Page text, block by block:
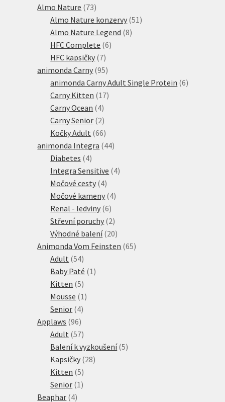
produktů
Almo Nature 7373
produktů
Almo Nature konzervy 51 51
Almo Nature Legend 88
HFC Complete 66
HFC kapsičky 77
produktů
animonda Carny 9595
produktů
animonda Carny Adult Single Protein 66
Carny Kitten 1717
Carny Ocean 44
produkty
Carny Senior 22
produkty
Kočky Adult 6666
produktů
animonda Integra 4444
Diabetes 44
produkty
Integra Sensitive 44
Močové cesty 44
produkty
Močové kameny 44
Renal - ledviny 66
produktů
Střevní poruchy 22
produkty
Výhodné balení 2020
produktů
Animonda Vom Feinsten 6565
Adult 5454
produktů
Baby Paté 1 1
Kitten 55
produktů
Mousse 1 1
Senior 44
produkty
Applaws 9696
produktů
Adult 5757
produktů
Balení k vyzkoušení 55
Kapsičky 2828
Kitten 55
produktů
Senior 1 1
Beaphar 44